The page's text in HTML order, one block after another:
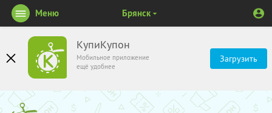
КупиКупон
Мобильное приложение
ещё удобнее
Загрузить
Меню Брянск